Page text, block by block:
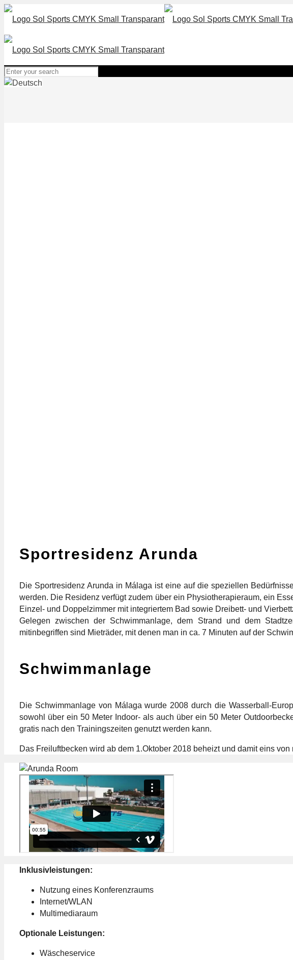
Sportresidenz Arunda
Die Sportresidenz Arunda in Málaga ist eine auf die speziellen
werden. Die Residenz verfügt zudem über ein Physiotherapieraum, ein
Einzel- und Doppelzimmer mit integriertem Bad sowie Dreibett- und
Gelegen zwischen der Schwimmanlage, dem Strand und dem
mitinbegriffen sind Mieträder, mit denen man in ca. 7 Minuten auf der
Schwimmanlage
Die Schwimmanlage von Málaga wurde 2008 durch die Wasserball-
sowohl über ein 50 Meter Indoor- als auch über ein 50 Meter
gratis nach den Trainingszeiten genutzt werden kann.
Das Freiluftbecken wird ab dem 1.Oktober 2018 beheizt und damit eins
Inklusivleistungen:
Nutzung eines Konferenzraums
Internet/WLAN
Multimediaraum
Optionale Leistungen:
Wäscheservice